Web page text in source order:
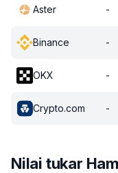
Aster -
Binance -
OKX -
Crypto.com -
Nilai tukar